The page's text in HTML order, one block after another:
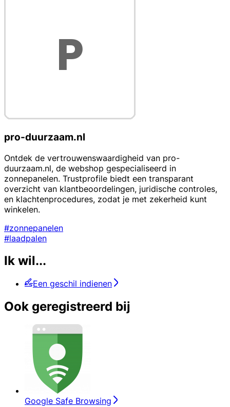
pro-duurzaam.nl
Ontdek de vertrouwenswaardigheid van pro-
duurzaam.nl, de webshop gespecialiseerd in
zonnepanelen. Trustprofile biedt een transparant
overzicht van klantbeoordelingen, juridische controles,
en klachtenprocedures, zodat je met zekerheid kunt
winkelen.
#zonnepanelen
#laadpalen
Ik wil...
Een geschil indienen
Ook geregistreerd bij
Google Safe Browsing